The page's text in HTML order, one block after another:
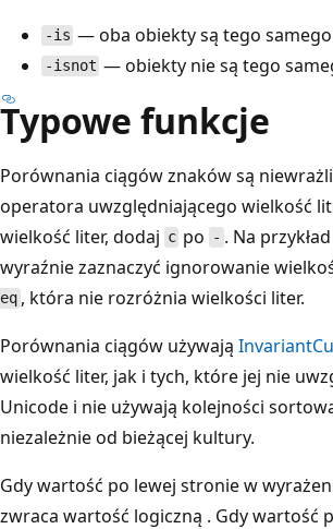
-is — oba obiekty są tego
-isnot — obiekty nie są tego
Typowe funkcje
Porównania ciągów znaków są
operatora uwzględniającego wielkość
wielkość liter, dodaj c po - . Na przykład
wyraźnie zaznaczyć ignorowanie
eq, która nie rozróżnia wielkości liter.
Porównania ciągów używają
wielkość liter, jak i tych, które jej nie
Unicode i nie używają kolejności
niezależnie od bieżącej kultury.
Gdy wartość po lewej stronie w
zwraca wartość logiczną . Gdy wartość